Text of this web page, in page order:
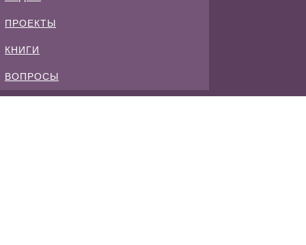
ПРОЕКТЫ
КНИГИ
ВОПРОСЫ
Спиваковский
Блог